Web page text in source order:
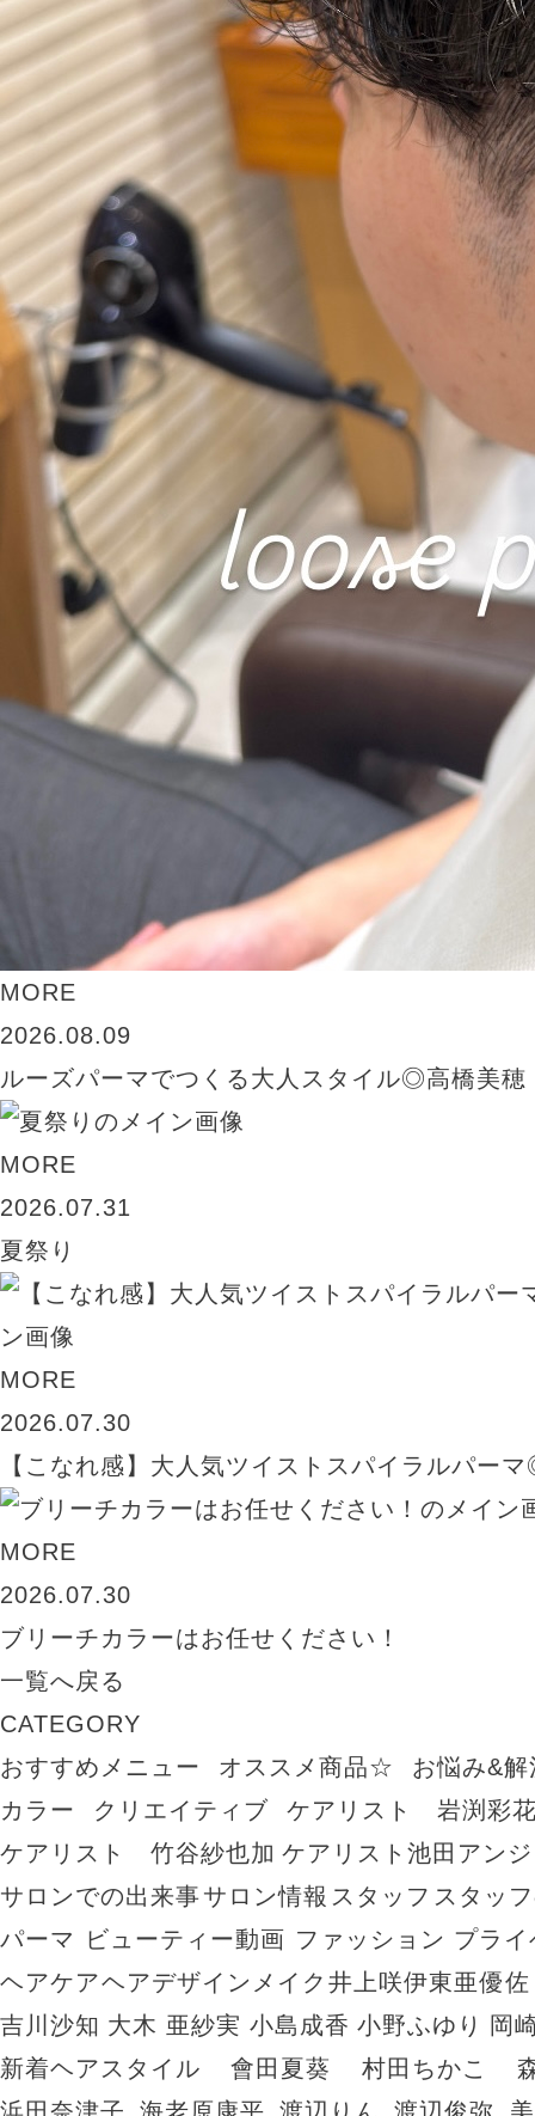
MORE
2026.08.09
ルーズパーマでつくる大人スタイル◎高橋美穂
MORE
2026.07.31
夏祭り
MORE
2026.07.30
【こなれ感】大人気ツイストスパイラルパー
MORE
2026.07.30
ブリーチカラーはお任せください！
一覧へ戻る
CATEGORY
おすすめメニュー
オススメ商品☆
お悩み&解
カラー
クリエイティブ
ケアリスト 岩渕彩
ケアリスト 竹谷紗也加 ケアリスト池田アン
サロンでの出来事サロン情報 スタッフ スタッ
パーマ
ビューティー動画 ファッション プラ
ヘアケアヘアデザイン メイク 井上咲伊東亜優
吉川沙知 大木 亜紗実 小島成香 小野ふゆり
岡
新着ヘアスタイル
會田夏葵 村田ちかこ